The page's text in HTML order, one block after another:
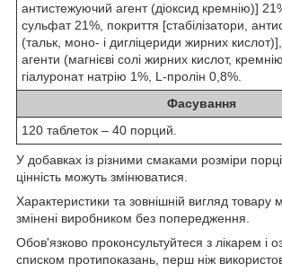
антистежуючий агент (діоксид кремнію)]
сульфат 21%, покриття [стабілізатори,
(тальк, моно- і дигліцериди жирних кислот)],
агенти (магнієві солі жирних кислот,
гіалуронат натрію 1%, L-пролін 0,8%.
Фасування
120 таблеток – 40 порций.
У добавках із різними смаками розміри
цінність можуть змінюватися.
Характеристики та зовнішній вигляд товару
змінені виробником без попередження.
Обов'язково проконсультуйтеся з лікарем і
списком протипоказань, перш ніж